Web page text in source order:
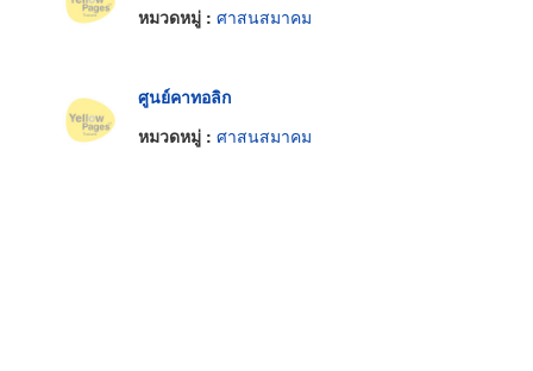
หมวดหมู่ : ศาสนสมาคม
ศูนย์คาทอลิก
หมวดหมู่ : ศาสนสมาคม